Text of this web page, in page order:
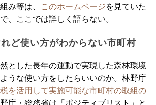
み等は、 このホームページを見ていた
、ここでは詳しく語らない。
ど使い方がわからない市町村
とした長年の運動で実現した森林環境
うな使い方をしたらいいのか。林野庁
税を活用して実施可能な市町村の取組の
野庁・総務省は「ポジティブリスト」と